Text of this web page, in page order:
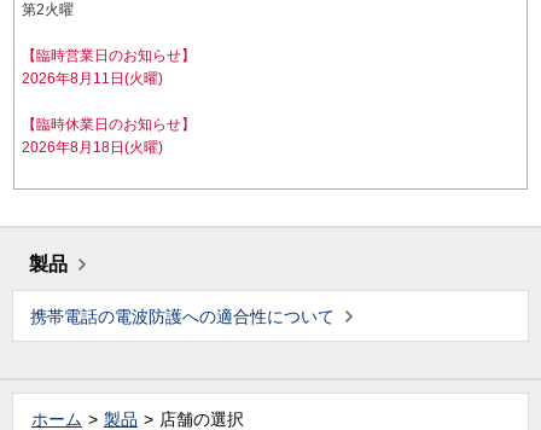
第2火曜
【臨時営業日のお知らせ】
2026年8月11日(火曜)
【臨時休業日のお知らせ】
2026年8月18日(火曜)
製品
携帯電話の電波防護への適合性について
ホーム 製品 店舗の選択